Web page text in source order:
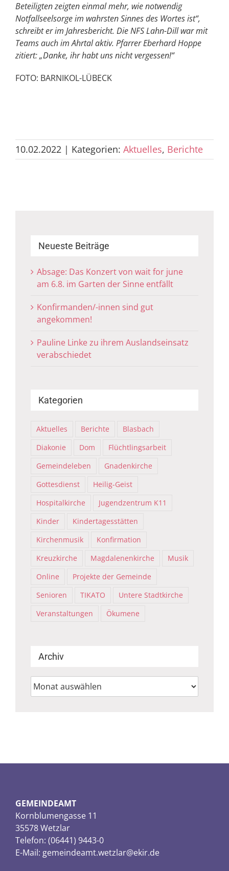
Beteiligten zeigten einmal mehr, wie notwendig
Notfallseelsorge im wahrsten Sinnes des Wortes ist“,
schreibt er im Jahresbericht. Die NFS Lahn-Dill war mit
Teams auch im Ahrtal aktiv. Pfarrer Eberhard Hoppe
zitiert: „Danke, ihr habt uns nicht vergessen!“
FOTO: BARNIKOL-LÜBECK
10.02.2022 | Kategorien: Aktuelles, Berichte
Neueste Beiträge
Absage: Das Konzert von wait for june
am 6.8. im Garten der Sinne entfällt
Konfirmanden/-innen sind gut
angekommen!
Pauline Linke zu ihrem Auslandseinsatz
verabschiedet
Kategorien
Aktuelles Berichte
Blasbach
Diakonie
Dom
Flüchtlingsarbeit
Gemeindeleben
Gnadenkirche
Gottesdienst
Heilig-Geist
Hospitalkirche
Jugendzentrum K11
Kinder
Kindertagesstätten
Kirchenmusik
Konfirmation
Kreuzkirche
Magdalenenkirche
Musik
Online
Projekte der Gemeinde
Senioren
TIKATO
Untere Stadtkirche
Veranstaltungen
Ökumene
Archiv
Archiv
GEMEINDEAMT
Kornblumengasse 11
35578 Wetzlar
Telefon: (06441) 9443-0
E-Mail: gemeindeamt.wetzlar@ekir.de